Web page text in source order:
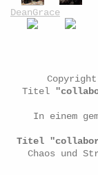
Copyright
Titel
In einem
Titel
Chaos und